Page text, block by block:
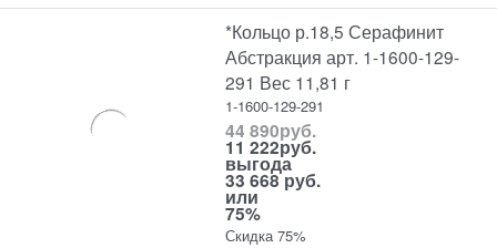
*Кольцо р.18,5 Серафинит
Абстракция арт. 1-1600-129-
291 Вес 11,81 г
1-1600-129-291
44 890руб.
11 222руб.
выгода
33 668 руб.
или
75%
Скидка 75%